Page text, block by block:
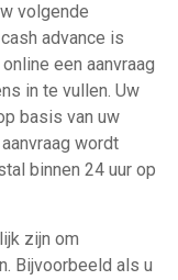
volgende
advance is
een aanvraag
in te vullen. Uw
basis van uw
wordt
binnen 24 uur op
zijn om
Bijvoorbeeld als u